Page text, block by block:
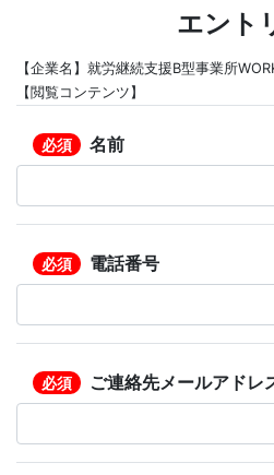
エント
【企業名】就労継続支援B型事業所
【閲覧コンテンツ】
必須 名前
必須 電話番号
必須 ご連絡先メールアドレ